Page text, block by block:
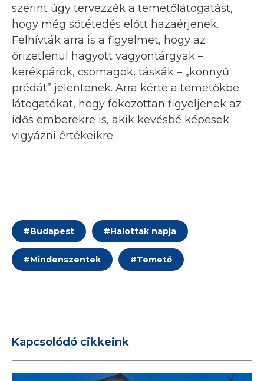
szerint úgy tervezzék a temetőlátogatást,
hogy még sötétedés előtt hazaérjenek.
Felhívták arra is a figyelmet, hogy az
őrizetlenül hagyott vagyontárgyak –
kerékpárok, csomagok, táskák – „könnyű
prédát” jelentenek. Arra kérte a temetőkbe
látogatókat, hogy fokozottan figyeljenek az
idős emberekre is, akik kevésbé képesek
vigyázni értékeikre.
#Budapest #Halottak napja
#Mindenszentek #Temető
Kapcsolódó cikkeink